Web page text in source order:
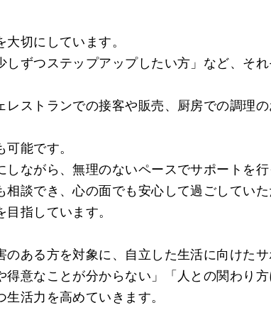
切にしています。
しずつステップアップしたい方」など、そ
ストランでの接客や販売、厨房での調理
能です。
ながら、無理のないペースでサポートを
談でき、心の面でも安心して過ごしてい
ある方を対象に、自立した生活に向けた
得意なことが分からない」「人との関わり
活力を高めていきます。